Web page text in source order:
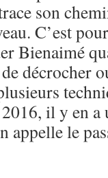
son
C’est
Bienaimé
décrocher
il y en
appelle le